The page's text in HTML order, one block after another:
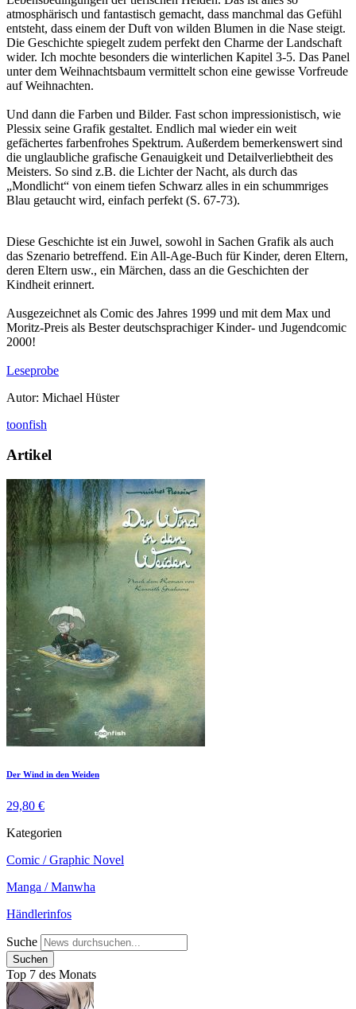
atmosphärisch und fantastisch gemacht, dass manchmal das Gefühl
entsteht, dass einem der Duft von wilden Blumen in die Nase steigt.
Die Geschichte spiegelt zudem perfekt den Charme der Landschaft
wider. Ich mochte besonders die winterlichen Kapitel 3-5. Das Panel
unter dem Weihnachtsbaum vermittelt schon eine gewisse Vorfreude
auf Weihnachten.
Und dann die Farben und Bilder. Fast schon impressionistisch, wie
Plessix seine Grafik gestaltet. Endlich mal wieder ein weit
gefächertes farbenfrohes Spektrum. Außerdem bemerkenswert sind
die unglaubliche grafische Genauigkeit und Detailverliebtheit des
Meisters. So sind z.B. die Lichter der Nacht, als durch das
„Mondlicht“ von einem tiefen Schwarz alles in ein schummriges
Blau getaucht wird, einfach perfekt (S. 67-73).
Diese Geschichte ist ein Juwel, sowohl in Sachen Grafik als auch
das Szenario betreffend. Ein All-Age-Buch für Kinder, deren Eltern,
deren Eltern usw., ein Märchen, dass an die Geschichten der
Kindheit erinnert.
Ausgezeichnet als Comic des Jahres 1999 und mit dem Max und
Moritz-Preis als Bester deutschsprachiger Kinder- und Jugendcomic
2000!
Leseprobe
Autor: Michael Hüster
toonfish
Artikel
Der Wind in den Weiden
29,80 €
Kategorien
Comic / Graphic Novel
Manga / Manwha
Händlerinfos
Suche
Top 7 des Monats